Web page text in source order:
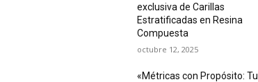
exclusiva de Carillas
Estratificadas en Resina
Compuesta
octubre 12, 2025
«Métricas con Propósito: Tu